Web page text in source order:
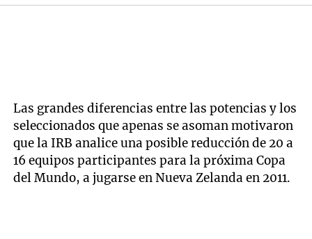
Las grandes diferencias entre las potencias y los
seleccionados que apenas se asoman motivaron
que la IRB analice una posible reducción de 20 a
16 equipos participantes para la próxima Copa
del Mundo, a jugarse en Nueva Zelanda en 2011.